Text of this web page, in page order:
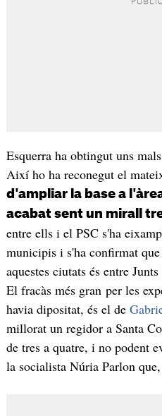
Esquerra ha obtingut uns
Així ho ha reconegut el
d'ampliar la base a
acabat sent un mirall
entre ells i el PSC s'ha
municipis i s'ha confirmat
aquestes ciutats és entre
El fracàs més gran per les
havia dipositat, és el de
millorat un regidor a Santa
de tres a quatre, i no podent
la socialista Núria Parlon